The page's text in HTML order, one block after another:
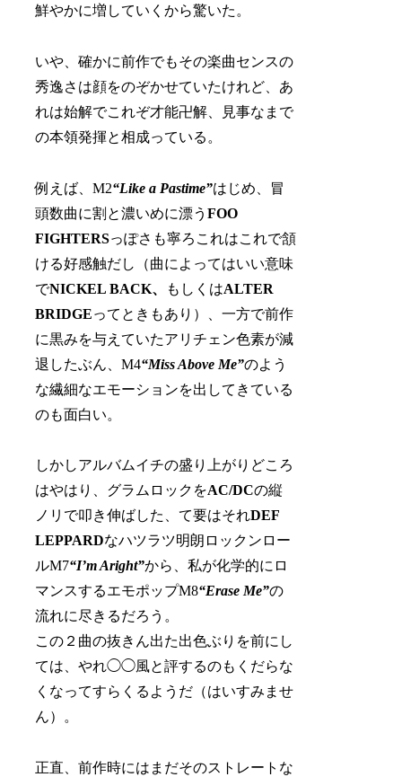
鮮やかに増していくから驚いた。
いや、確かに前作でもその楽曲センスの
秀逸さは顔をのぞかせていたけれど、あ
れは始解でこれぞ才能卍解、見事なまで
の本領発揮と相成っている。
例えば、M2“Like a Pastime”はじめ、冒
頭数曲に割と濃いめに漂うFOO
FIGHTERSっぽさも寧ろこれはこれで頷
ける好感触だし（曲によってはいい意味
でNICKEL BACK、 もしくはALTER
BRIDGEってときもあり）、一方で前作
に黒みを与えていたアリチェン色素が減
退したぶん、M4“Miss Above Me”のよう
な繊細なエモーションを出してきている
のも面白い。
しかしアルバムイチの盛り上がりどころ
はやはり、グラムロックをAC/DCの縦
ノリで叩き伸ばした、て要はそれDEF
LEPPARDなハツラツ明朗ロックンロー
ルM7“I’m Aright”から、私が化学的にロ
マンスするエモポップM8“Erase Me”の
流れに尽きるだろう。
この２曲の抜きん出た出色ぶりを前にし
ては、やれ◯◯風と評するのもくだらな
くなってすらくるようだ（はいすみませ
ん）。
正直、前作時にはまだそのストレートな